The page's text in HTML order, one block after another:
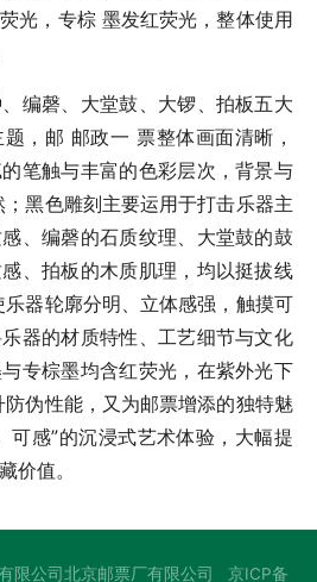
光，专棕 墨发红荧光，整体使用
编磬、大堂鼓、大锣、拍板五大
，邮 邮政一 票整体画面清晰，
笔触与丰富的色彩层次，背景与
黑色雕刻主要运用于打击乐器主
、编磬的石质纹理、大堂鼓的鼓
、拍板的木质肌理，均以挺拔线
器轮廓分明、立体感强，触摸可
器的材质特性、工艺细节与文化
专棕墨均含红荧光，在紫外光下
伪性能，又为邮票增添的独特魅
可感”的沉浸式艺术体验，大幅提
价值。
限公司北京邮票厂有限公司 京ICP备